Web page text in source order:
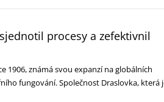
procesy a zefektivnil
1906, známá svou expanzí na globálních
fungování. Společnost Draslovka, která